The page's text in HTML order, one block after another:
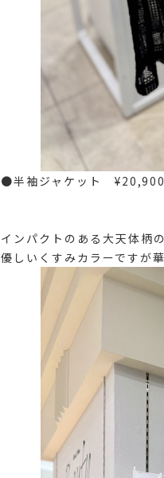
●半袖ジャケット
インパクトのある大天体柄
優しいくすみカラーですが